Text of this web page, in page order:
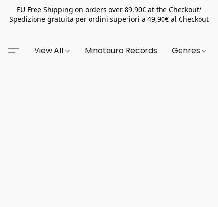
EU Free Shipping on orders over 89,90€ at the Checkout/
Spedizione gratuita per ordini superiori a 49,90€ al Checkout
View All Minotauro Records Genres